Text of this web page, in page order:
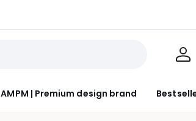
AMPM | Premium design brand